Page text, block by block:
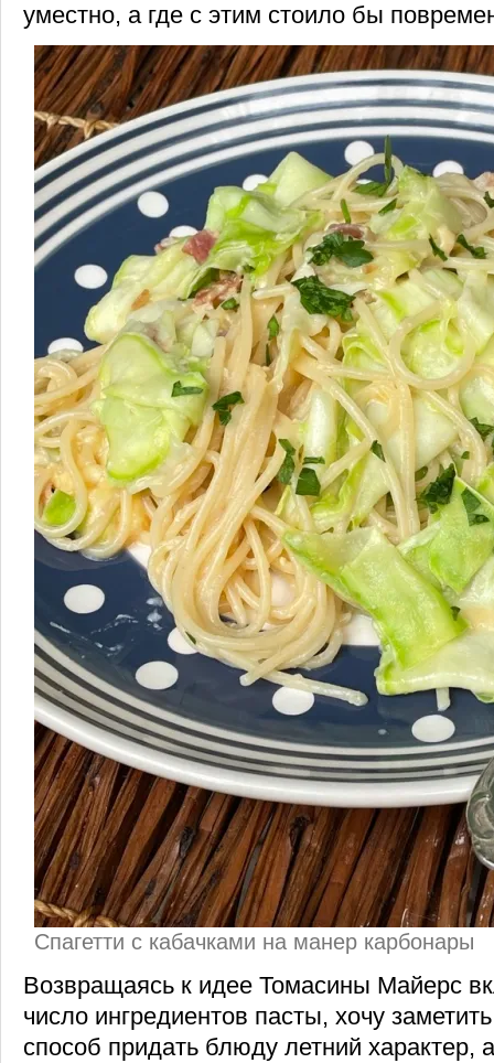
уместно, а где с этим стоило бы
Спагетти с кабачками на манер карбонары
Возвращаясь к идее Томасины Майерс
число ингредиентов пасты, хочу
способ придать блюду летний характер,